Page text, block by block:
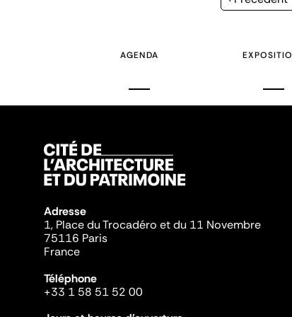
AGENDA
Adresse
1, Place du Trocadéro et du 11 Novembre
75116 Paris
France
Téléphone
+33 1 58 51 52 00